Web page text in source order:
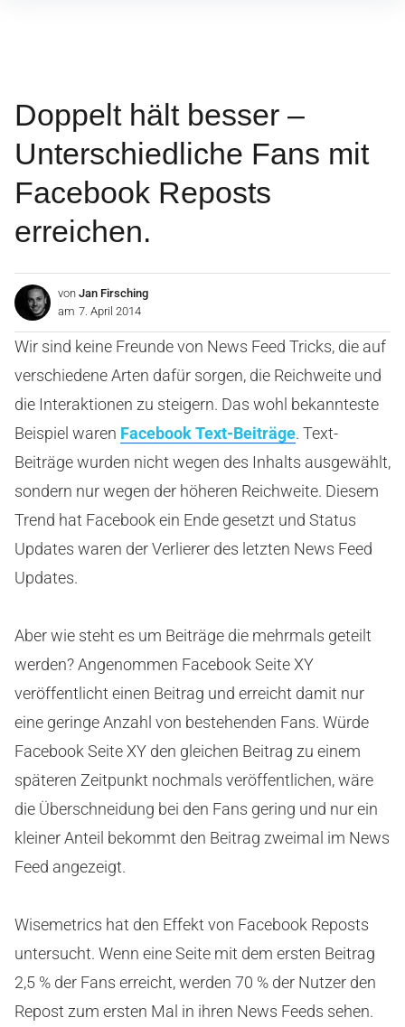
Doppelt hält besser –
Unterschiedliche Fans mit
Facebook Reposts
erreichen.
von Jan Firsching
am 7. April 2014
Wir sind keine Freunde von News Feed Tricks, die auf
verschiedene Arten dafür sorgen, die Reichweite und
die Interaktionen zu steigern. Das wohl bekannteste
Beispiel waren Facebook Text-Beiträge. Text-
Beiträge wurden nicht wegen des Inhalts ausgewählt,
sondern nur wegen der höheren Reichweite. Diesem
Trend hat Facebook ein Ende gesetzt und Status
Updates waren der Verlierer des letzten News Feed
Updates.
Aber wie steht es um Beiträge die mehrmals geteilt
werden? Angenommen Facebook Seite XY
veröffentlicht einen Beitrag und erreicht damit nur
eine geringe Anzahl von bestehenden Fans. Würde
Facebook Seite XY den gleichen Beitrag zu einem
späteren Zeitpunkt nochmals veröffentlichen, wäre
die Überschneidung bei den Fans gering und nur ein
kleiner Anteil bekommt den Beitrag zweimal im News
Feed angezeigt.
Wisemetrics hat den Effekt von Facebook Reposts
untersucht. Wenn eine Seite mit dem ersten Beitrag
2,5 % der Fans erreicht, werden 70 % der Nutzer den
Repost zum ersten Mal in ihren News Feeds sehen.